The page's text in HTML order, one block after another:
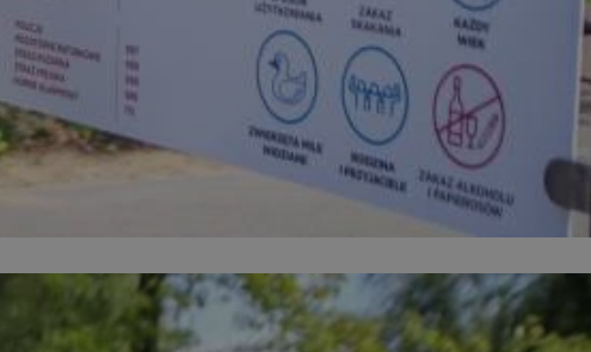
logowanie użytkownika i
identyfikator sesji.
identyfikator sesji.